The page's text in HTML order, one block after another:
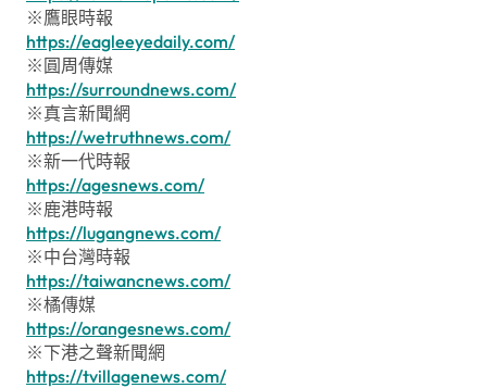
※鷹眼時報
https://eagleeyedaily.com/
※圓周傳媒
https://surroundnews.com/
※真言新聞網
https://wetruthnews.com/
※新一代時報
https://agesnews.com/
※鹿港時報
https://lugangnews.com/
※中台灣時報
https://taiwancnews.com/
※橘傳媒
https://orangesnews.com/
※下港之聲新聞網
https://tvillagenews.com/